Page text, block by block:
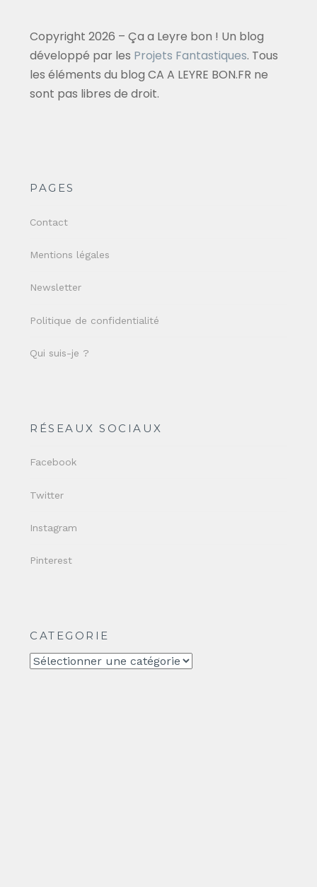
Copyright 2026 – Ça a Leyre bon ! Un blog
développé par les Projets Fantastiques. Tous
les éléments du blog CA A LEYRE BON.FR ne
sont pas libres de droit.
PAGES
Contact
Mentions légales
Newsletter
Politique de confidentialité
Qui suis-je ?
RÉSEAUX SOCIAUX
Facebook
Twitter
Instagram
Pinterest
CATEGORIE
CATEGORIE